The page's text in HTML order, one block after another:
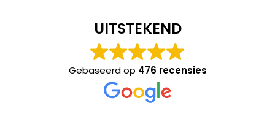
UITSTEKEND
Gebaseerd op 476 recensies